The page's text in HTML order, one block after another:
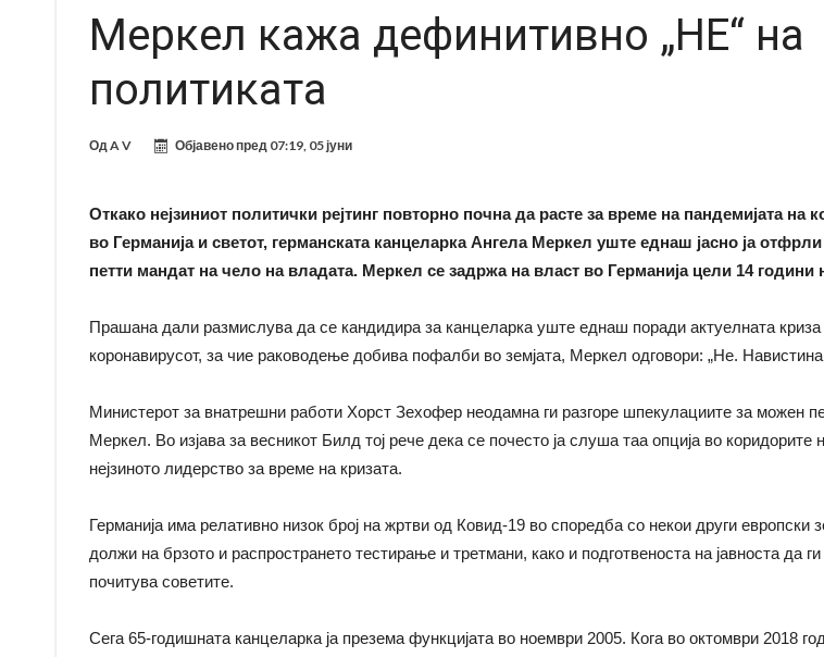
Меркел кажа дефинитивно „НЕ“ на
политиката
ОдA V Објавено пред 07:19, 05 јуни
Откако нејзиниот политички рејтинг повторно почна да расте за време на пандемијата на
во Германија и светот, германската канцеларка Ангела Меркел уште еднаш јасно ја
петти мандат на чело на владата. Меркел се задржа на власт во Германија цели 14 години
Прашана дали размислува да се кандидира за канцеларка уште еднаш поради актуелната криза
коронавирусот, за чие раководење добива пофалби во земјата, Меркел одговори: „Не. Навистина
Министерот за внатрешни работи Хорст Зехофер неодамна ги разгоре шпекулациите за можен
Меркел. Во изјава за весникот Билд тој рече дека се почесто ја слуша таа опција во коридорите
нејзиното лидерство за време на кризата.
Германија има релативно низок број на жртви од Ковид-19 во споредба со некои други европски
должи на брзото и распространето тестирање и третмани, како и подготвеноста на јавноста да
почитува советите.
Сега 65-годишната канцеларка ја презема функцијата во ноември 2005. Кога во октомври 2018